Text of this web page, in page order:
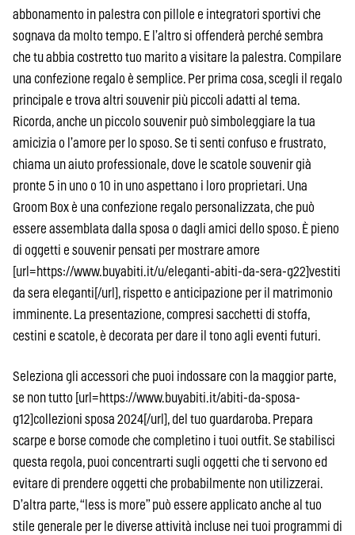
abbonamento in palestra con pillole e integratori sportivi che
sognava da molto tempo. E l’altro si offenderà perché sembra
che tu abbia costretto tuo marito a visitare la palestra. Compilare
una confezione regalo è semplice. Per prima cosa, scegli il regalo
principale e trova altri souvenir più piccoli adatti al tema.
Ricorda, anche un piccolo souvenir può simboleggiare la tua
amicizia o l’amore per lo sposo. Se ti senti confuso e frustrato,
chiama un aiuto professionale, dove le scatole souvenir già
pronte 5 in uno o 10 in uno aspettano i loro proprietari. Una
Groom Box è una confezione regalo personalizzata, che può
essere assemblata dalla sposa o dagli amici dello sposo. È pieno
di oggetti e souvenir pensati per mostrare amore
[url=https://www.buyabiti.it/u/eleganti-abiti-da-sera-g22]vestiti
da sera eleganti[/url], rispetto e anticipazione per il matrimonio
imminente. La presentazione, compresi sacchetti di stoffa,
cestini e scatole, è decorata per dare il tono agli eventi futuri.
Seleziona gli accessori che puoi indossare con la maggior parte,
se non tutto [url=https://www.buyabiti.it/abiti-da-sposa-
g12]collezioni sposa 2024[/url], del tuo guardaroba. Prepara
scarpe e borse comode che completino i tuoi outfit. Se stabilisci
questa regola, puoi concentrarti sugli oggetti che ti servono ed
evitare di prendere oggetti che probabilmente non utilizzerai.
D’altra parte, “less is more” può essere applicato anche al tuo
stile generale per le diverse attività incluse nei tuoi programmi di